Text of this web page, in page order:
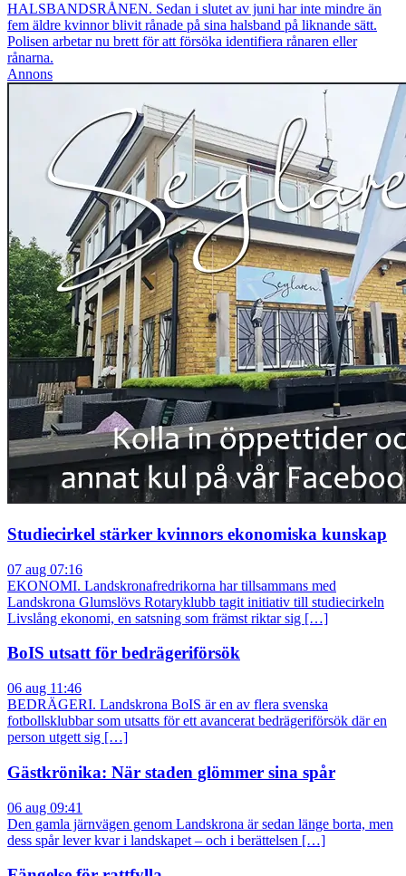
HALSBANDSRÅNEN. Sedan i slutet av juni har inte mindre än
fem äldre kvinnor blivit rånade på sina halsband på liknande sätt.
Polisen arbetar nu brett för att försöka identifiera rånaren eller
rånarna.
Annons
Studiecirkel stärker kvinnors ekonomiska kunskap
07 aug 07:16
EKONOMI. Landskronafredrikorna har tillsammans med
Landskrona Glumslövs Rotaryklubb tagit initiativ till studiecirkeln
Livslång ekonomi, en satsning som främst riktar sig […]
BoIS utsatt för bedrägeriförsök
06 aug 11:46
BEDRÄGERI. Landskrona BoIS är en av flera svenska
fotbollsklubbar som utsatts för ett avancerat bedrägeriförsök där en
person utgett sig […]
Gästkrönika: När staden glömmer sina spår
06 aug 09:41
Den gamla järnvägen genom Landskrona är sedan länge borta, men
dess spår lever kvar i landskapet – och i berättelsen […]